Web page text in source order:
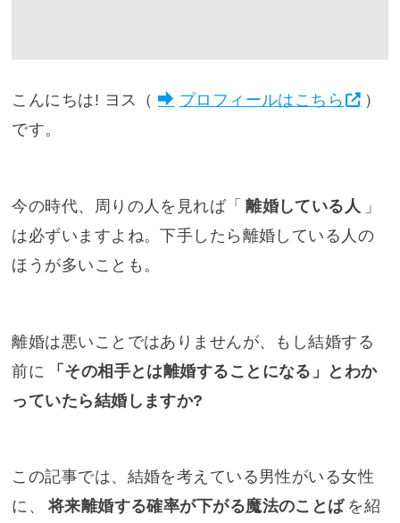
こんにちは! ヨス（ プロフィールはこちら
）
です。
今の時代、周りの人を見れば「 離婚している人
」
は必ずいますよね。下手したら離婚している人の
ほうが多いことも。
離婚は悪いことではありませんが、もし結婚する
前に
「その相手とは離婚することになる」とわか
っていたら結婚しますか?
この記事では、結婚を考えている男性がいる女性
に、
将来離婚する確率が下がる魔法のことば を紹